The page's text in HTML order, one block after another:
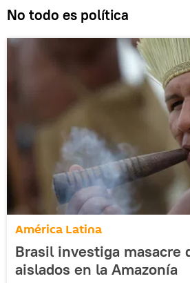
No todo es política
América Latina
Brasil investiga masacre
aislados en la Amazonía